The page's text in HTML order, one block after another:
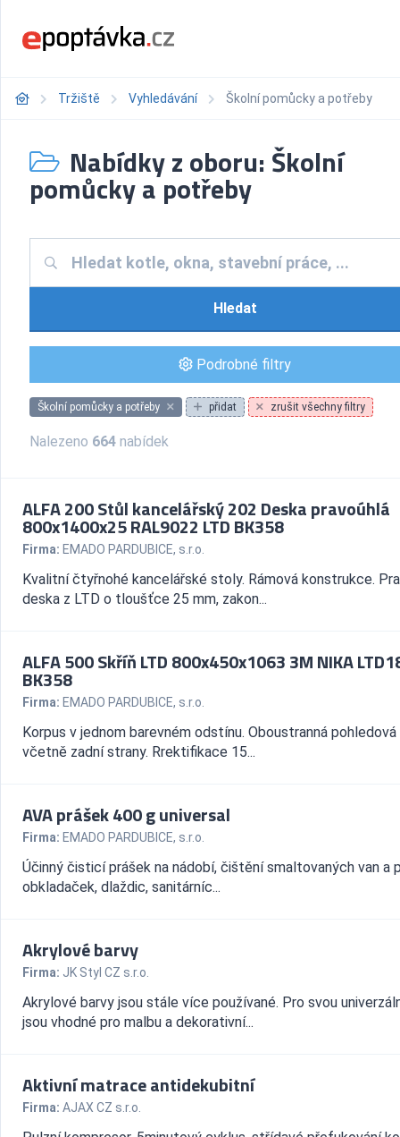
Tržiště Vyhledávání Školní pomůcky a potřeby
Nabídky z oboru: Školní
pomůcky a potřeby
Hledat
Podrobné filtry
Školní pomůcky a potřeby přidat zrušit všechny filtry
Nalezeno 664 nabídek
ALFA 200 Stůl kancelářský 202 Deska pravoúhlá
800x1400x25 RAL9022 LTD BK358
Firma: EMADO PARDUBICE, s.r.o.
Kvalitní čtyřnohé kancelářské stoly. Rámová konstrukce.
deska z LTD o tloušťce 25 mm, zakon...
ALFA 500 Skříň LTD 800x450x1063 3M NIKA
BK358
Firma: EMADO PARDUBICE, s.r.o.
Korpus v jednom barevném odstínu. Oboustranná pohledová
včetně zadní strany. Rrektifikace 15...
AVA prášek 400 g universal
Firma: EMADO PARDUBICE, s.r.o.
Účinný čisticí prášek na nádobí, čištění smaltovaných van a
obkladaček, dlaždic, sanitárníc...
Akrylové barvy
Firma: JK Styl CZ s.r.o.
Akrylové barvy jsou stále více používané. Pro svou
jsou vhodné pro malbu a dekorativní...
Aktivní matrace antidekubitní
Firma: AJAX CZ s.r.o.